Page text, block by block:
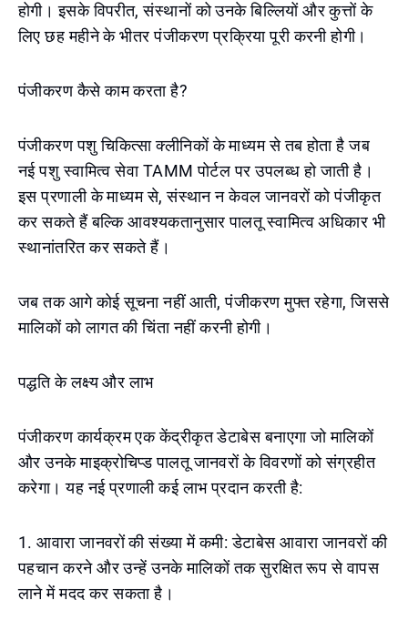
होगी। इसके विपरीत, संस्थानों को उनके बिल्लियों और कुत्तों के
लिए छह महीने के भीतर पंजीकरण प्रक्रिया पूरी करनी होगी।
पंजीकरण कैसे काम करता है?
पंजीकरण पशु चिकित्सा क्लीनिकों के माध्यम से तब होता है जब
नई पशु स्वामित्व सेवा TAMM पोर्टल पर उपलब्ध हो जाती है।
इस प्रणाली के माध्यम से, संस्थान न केवल जानवरों को पंजीकृत
कर सकते हैं बल्कि आवश्यकतानुसार पालतू स्वामित्व अधिकार भी
स्थानांतरित कर सकते हैं।
जब तक आगे कोई सूचना नहीं आती, पंजीकरण मुफ्त रहेगा, जिससे
मालिकों को लागत की चिंता नहीं करनी होगी।
पद्धति के लक्ष्य और लाभ
पंजीकरण कार्यक्रम एक केंद्रीकृत डेटाबेस बनाएगा जो मालिकों
और उनके माइक्रोचिप्ड पालतू जानवरों के विवरणों को संग्रहीत
करेगा। यह नई प्रणाली कई लाभ प्रदान करती है:
1. आवारा जानवरों की संख्या में कमी: डेटाबेस आवारा जानवरों की
पहचान करने और उन्हें उनके मालिकों तक सुरक्षित रूप से वापस
लाने में मदद कर सकता है।